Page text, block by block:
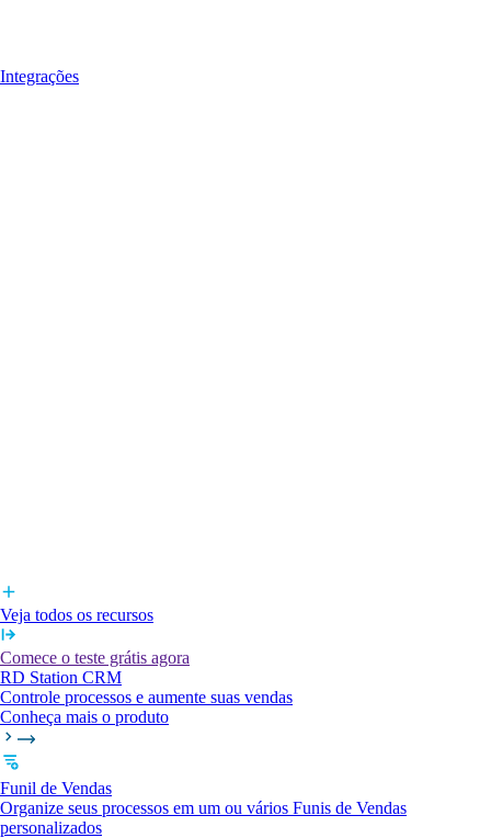
Integrações
Veja todos os recursos
Comece o teste grátis agora
RD Station CRM
Controle processos e aumente suas vendas
Conheça mais o produto
Funil de Vendas
Organize seus processos em um ou vários Funis de Vendas
personalizados